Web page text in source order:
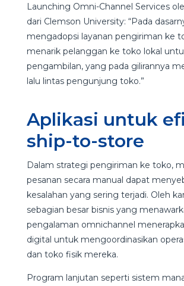
Launching Omni-Channel Services
dari Clemson University: “Pada
mengadopsi layanan pengiriman ke
menarik pelanggan ke toko lokal
pengambilan, yang pada gilirannya
lalu lintas pengunjung toko.”
Aplikasi untuk
ship-to-store
Dalam strategi pengiriman ke toko,
pesanan secara manual dapat
kesalahan yang sering terjadi. Oleh
sebagian besar bisnis yang
pengalaman omnichannel
digital untuk mengoordinasikan
dan toko fisik mereka.
Program lanjutan seperti sistem